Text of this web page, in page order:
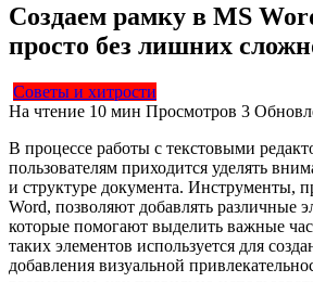
Создаем рамку в MS
просто без лишних
Советы и хитрости
На чтение 10 мин Просмотров 3
В процессе работы с текстовыми
пользователям приходится уделять
и структуре документа. Инструменты,
Word, позволяют добавлять различные
которые помогают выделить важные
таких элементов используется для
добавления визуальной